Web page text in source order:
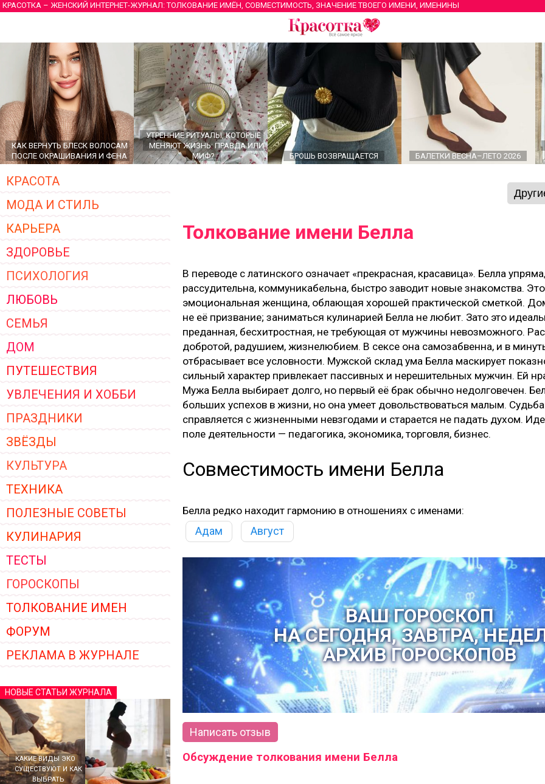
КРАСОТКА – ЖЕНСКИЙ ИНТЕРНЕТ-ЖУРНАЛ: ТОЛКОВАНИЕ ИМЁН, СОВМЕСТИМОСТЬ, ЗНАЧЕНИЕ ТВОЕГО ИМЕНИ, ИМЕНИНЫ
КАК ВЕРНУТЬ БЛЕСК ВОЛОСАМ
ПОСЛЕ ОКРАШИВАНИЯ И ФЕНА
УТРЕННИЕ РИТУАЛЫ, КОТОРЫЕ
МЕНЯЮТ ЖИЗНЬ: ПРАВДА ИЛИ
МИФ?
БРОШЬ ВОЗВРАЩАЕТСЯ БАЛЕТКИ ВЕСНА–ЛЕТО 2026
ГЛАВНЫЕ ТРЕНДЫ ВЕРХНЕЙ
ЖЕНСКОЙ ОДЕЖДЫ 2026
КРАСОТА
МОДА И СТИЛЬ
КАРЬЕРА
ЗДОРОВЬЕ
ПСИХОЛОГИЯ
ЛЮБОВЬ
СЕМЬЯ
ДОМ
ПУТЕШЕСТВИЯ
УВЛЕЧЕНИЯ И ХОББИ
ПРАЗДНИКИ
ЗВЁЗДЫ
КУЛЬТУРА
ТЕХНИКА
ПОЛЕЗНЫЕ СОВЕТЫ
КУЛИНАРИЯ
ТЕСТЫ
ГОРОСКОПЫ
ТОЛКОВАНИЕ ИМЕН
ФОРУМ
РЕКЛАМА В ЖУРНАЛЕ
НОВЫЕ СТАТЬИ ЖУРНАЛА
КАКИЕ ВИДЫ ЭКО
СУЩЕСТВУЮТ И КАК
ВЫБРАТЬ
Толкование имени Белла
В переводе с латинского означает «прекрасная, красавица». Белла
рассудительна, коммуникабельна, быстро заводит новые знакомства. Это
эмоциональная женщина, облающая хорошей практической сметкой.
не её призвание; заниматься кулинарией Белла не любит. Зато это
преданная, бесхитростная, не требующая от мужчины невозможного.
добротой, радушием, жизнелюбием. В сексе она самозабвенна, и в
отбрасывает все условности. Мужской склад ума Белла маскирует
сильный характер привлекает пассивных и нерешительных мужчин. Ей
Мужа Белла выбирает долго, но первый её брак обычно недолговечен.
больших успехов в жизни, но она умеет довольствоваться малым. Судьба
справляется с жизненными невзгодами и старается не падать духом.
поле деятельности — педагогика, экономика, торговля, бизнес.
Совместимость имени Белла
Белла редко находит гармонию в отношениях с именами:
Адам Август
ВАШ ГОРОСКОП
НА СЕГОДНЯ, ЗАВТРА,
АРХИВ ГОРОСКОПОВ
Написать отзыв
Обсуждение толкования имени Белла